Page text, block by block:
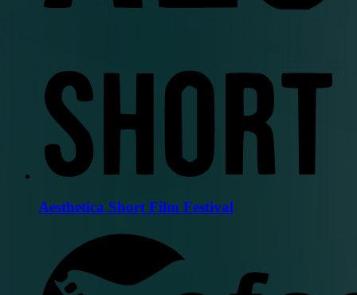
Aesthetica Short Film Festival